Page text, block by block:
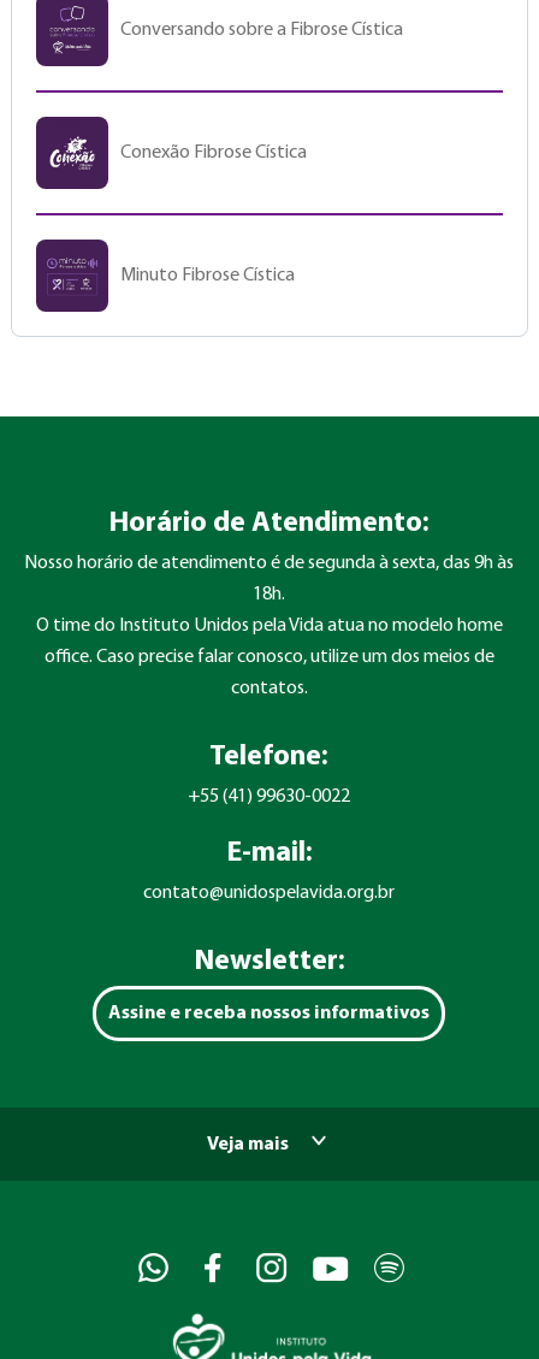
Conversando sobre a Fibrose Cística
Conexão Fibrose Cística
Minuto Fibrose Cística
Horário de Atendimento:
Nosso horário de atendimento é de segunda à sexta, das 9h às
18h.
O time do Instituto Unidos pela Vida atua no modelo home
office. Caso precise falar conosco, utilize um dos meios de
contatos.
Telefone:
+55 (41) 99630-0022
E-mail:
contato@unidospelavida.org.br
Newsletter:
Assine e receba nossos informativos
Veja mais